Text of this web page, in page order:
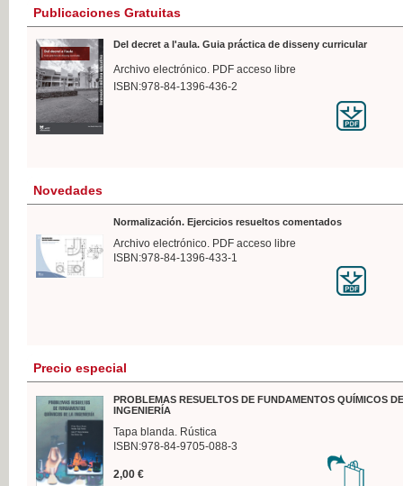
Publicaciones Gratuitas
Del decret a l'aula. Guia práctica de disseny curricular
Archivo electrónico. PDF acceso libre
ISBN:978-84-1396-436-2
Novedades
Normalización. Ejercicios resueltos comentados
Archivo electrónico. PDF acceso libre
ISBN:978-84-1396-433-1
Precio especial
PROBLEMAS RESUELTOS DE FUNDAMENTOS QUÍMICOS
INGENIERÍA
Tapa blanda. Rústica
ISBN:978-84-9705-088-3
2,00 €